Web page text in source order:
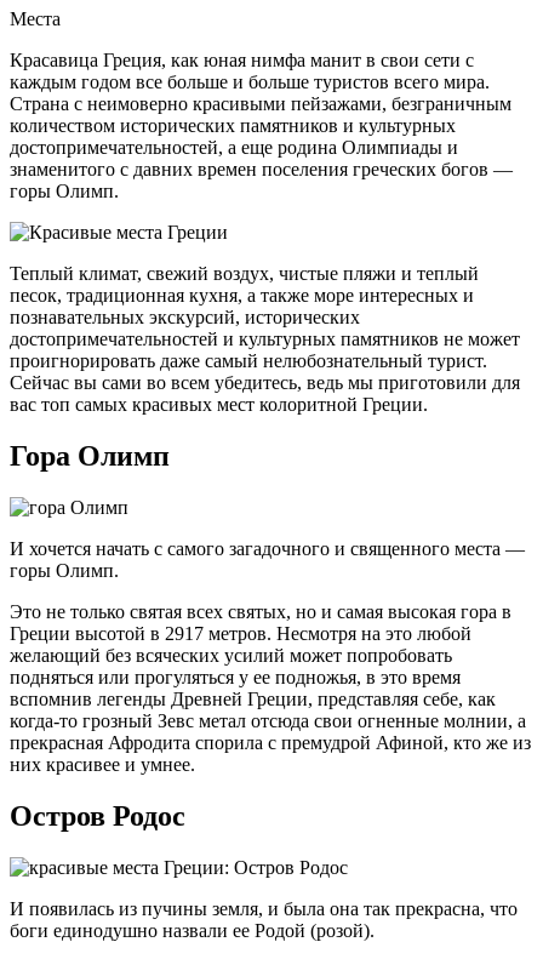
Места
Красавица Греция, как юная нимфа манит в свои сети с
каждым годом все больше и больше туристов всего мира.
Страна с неимоверно красивыми пейзажами, безграничным
количеством исторических памятников и культурных
достопримечательностей, а еще родина Олимпиады и
знаменитого с давних времен поселения греческих богов —
горы Олимп.
Теплый климат, свежий воздух, чистые пляжи и теплый
песок, традиционная кухня, а также море интересных и
познавательных экскурсий, исторических
достопримечательностей и культурных памятников не может
проигнорировать даже самый нелюбознательный турист.
Сейчас вы сами во всем убедитесь, ведь мы приготовили для
вас топ самых красивых мест колоритной Греции.
Гора Олимп
И хочется начать с самого загадочного и священного места —
горы Олимп.
Это не только святая всех святых, но и самая высокая гора в
Греции высотой в 2917 метров. Несмотря на это любой
желающий без всяческих усилий может попробовать
подняться или прогуляться у ее подножья, в это время
вспомнив легенды Древней Греции, представляя себе, как
когда-то грозный Зевс метал отсюда свои огненные молнии, а
прекрасная Афродита спорила с премудрой Афиной, кто же из
них красивее и умнее.
Остров Родос
И появилась из пучины земля, и была она так прекрасна, что
боги единодушно назвали ее Родой (розой).